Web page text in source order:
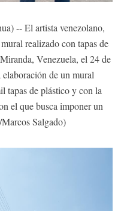
-- El artista venezolano,
realizado con tapas de
Venezuela, el 24 de
de un mural
tapas de plástico y con la
el que busca imponer un
Salgado)